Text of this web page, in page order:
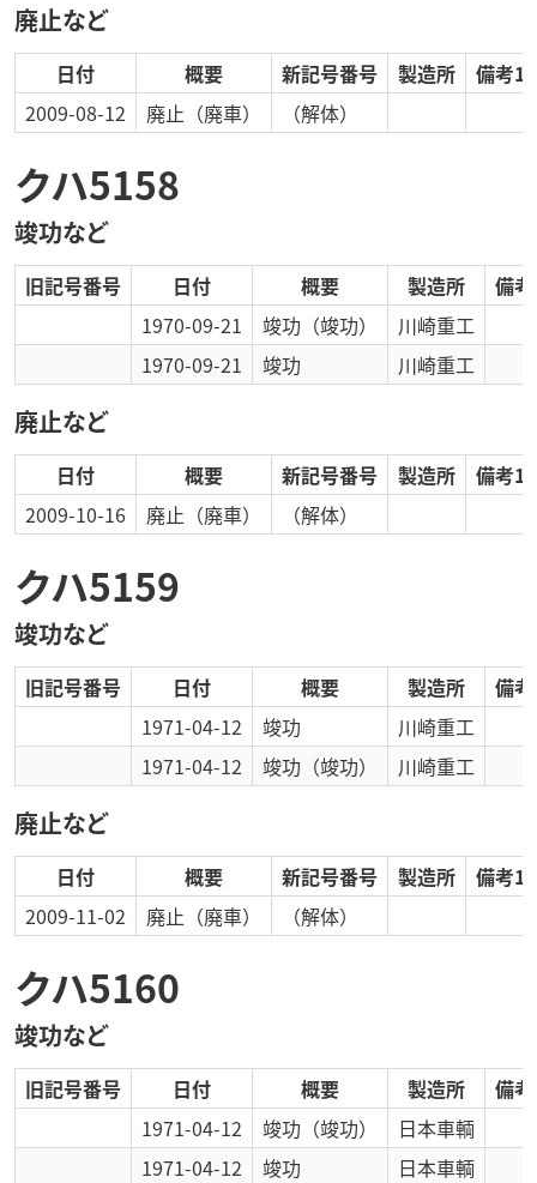
廃止など
日付 概要 新記号番号 製造所
備考1
2009-08-12
廃止 （廃車） （解体）
クハ5158
竣功など
旧記号番号 日付 概要 製造所
備
1970-09-21
竣功 （竣功）
川崎重工
1970-09-21
竣功 川崎重工
廃止など
日付 概要 新記号番号 製造所
備考1
2009-10-16
廃止 （廃車） （解体）
クハ5159
竣功など
旧記号番号 日付 概要 製造所
備
1971-04-12
竣功
川崎重工
1971-04-12
竣功 （竣功） 川崎重工
廃止など
日付 概要 新記号番号 製造所
備考1
2009-11-02
廃止 （廃車） （解体）
クハ5160
竣功など
旧記号番号 日付 概要 製造所
備
1971-04-12
竣功 （竣功）
日本車輌
1971-04-12
竣功 日本車輌